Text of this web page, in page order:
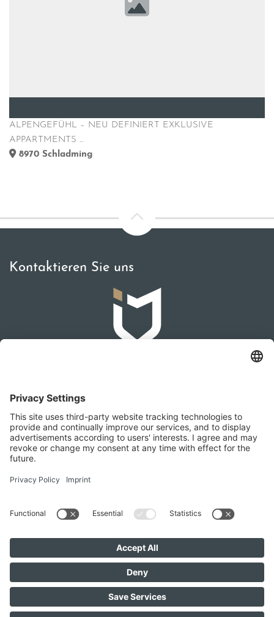
ALPENGEFÜHL – NEU DEFINIERT EXKLUSIVE
APPARTMENTS ...
8970 Schladming
Kontaktieren Sie uns
IMMOMAKLEREI
Franz-Josef-Straße 2, 4540 Bad Hall
+436642279874
office@immomaklerei.at
Besuchen Sie uns auch hier
IMMOMAKLEREI © 2026
Kontakt Impressum Datenschutz Datenschutzeinstellungen